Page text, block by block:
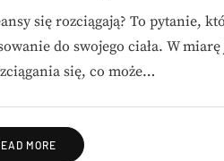
się rozciągają? To pytanie,
do swojego ciała. W
się, co może…
MORE